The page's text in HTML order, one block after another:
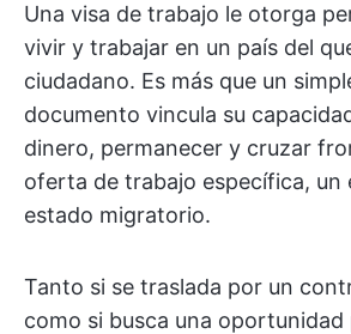
Una visa de trabajo le otorga
vivir y trabajar en un país del
ciudadano. Es más que un
documento vincula su
dinero, permanecer y cruzar
oferta de trabajo específica, un
estado migratorio.
Tanto si se traslada por un
como si busca una oportunidad